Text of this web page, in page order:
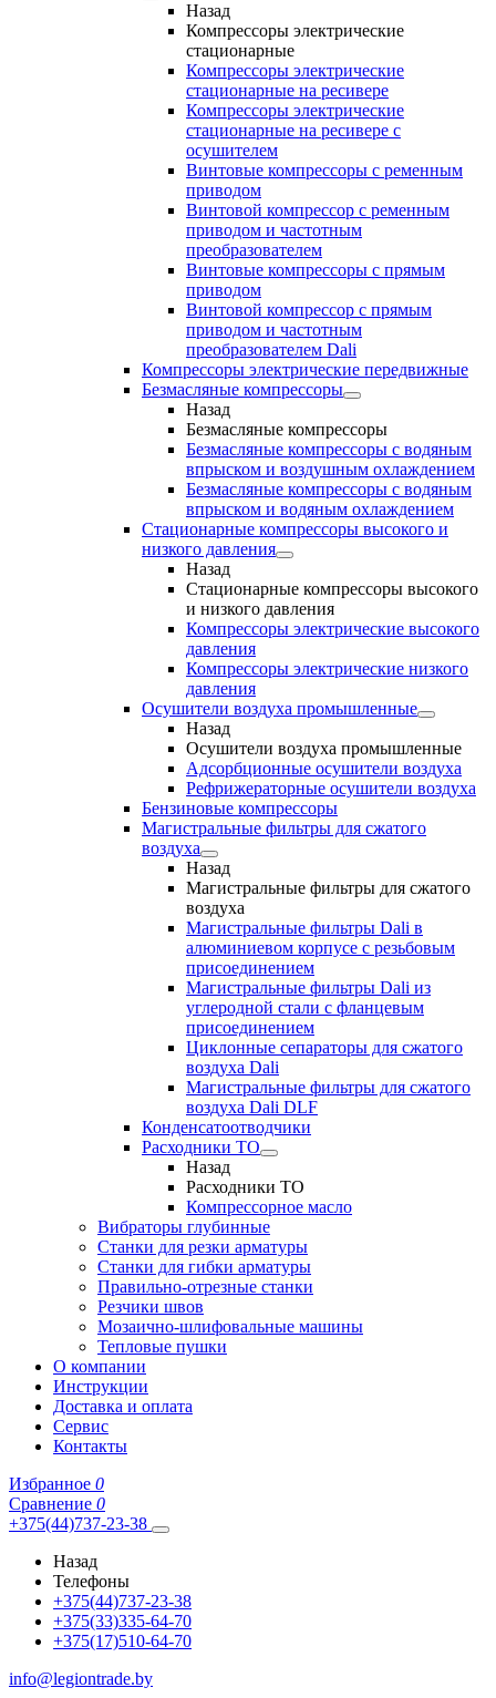
Назад
Компрессоры электрические
стационарные
Компрессоры электрические
стационарные на ресивере
Компрессоры электрические
стационарные на ресивере с
осушителем
Винтовые компрессоры с ременным
приводом
Винтовой компрессор с ременным
приводом и частотным
преобразователем
Винтовые компрессоры с прямым
приводом
Винтовой компрессор с прямым
приводом и частотным
преобразователем Dali
Компрессоры электрические передвижные
Безмасляные компрессоры
Назад
Безмасляные компрессоры
Безмасляные компрессоры с водяным
впрыском и воздушным охлаждением
Безмасляные компрессоры с водяным
впрыском и водяным охлаждением
Стационарные компрессоры высокого и
низкого давления
Назад
Стационарные компрессоры высокого
и низкого давления
Компрессоры электрические высокого
давления
Компрессоры электрические низкого
давления
Осушители воздуха промышленные
Назад
Осушители воздуха промышленные
Адсорбционные осушители воздуха
Рефрижераторные осушители воздуха
Бензиновые компрессоры
Магистральные фильтры для сжатого
воздуха
Назад
Магистральные фильтры для сжатого
воздуха
Магистральные фильтры Dali в
алюминиевом корпусе с резьбовым
присоединением
Магистральные фильтры Dali из
углеродной стали с фланцевым
присоединением
Циклонные сепараторы для сжатого
воздуха Dali
Магистральные фильтры для сжатого
воздуха Dali DLF
Конденсатоотводчики
Расходники ТО
Назад
Расходники ТО
Компрессорное масло
Вибраторы глубинные
Станки для резки арматуры
Станки для гибки арматуры
Правильно-отрезные станки
Резчики швов
Мозаично-шлифовальные машины
Тепловые пушки
О компании
Инструкции
Доставка и оплата
Сервис
Контакты
Избранное 0
Сравнение 0
+375(44)737-23-38
Назад
Телефоны
+375(44)737-23-38
+375(33)335-64-70
+375(17)510-64-70
info@legiontrade.by